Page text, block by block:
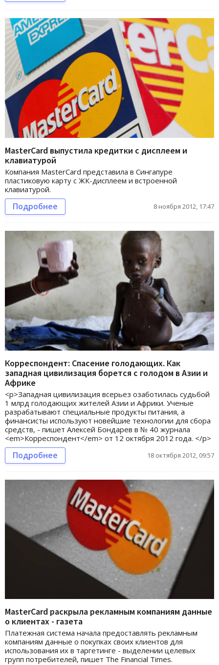
MasterCard выпустила кредитки с дисплеем и
клавиатурой
Компания MasterCard представила в Сингапуре
пластиковую карту с ЖК-дисплеем и встроенной
клавиатурой.
Подробнее 8 ноября 2012, 17:47
Корреспондент: Спасение голодающих. Как
западная цивилизация борется с голодом в Азии и
Африке
<p>Западная цивилизация всерьез озаботилась судьбой
1 млрд голодающих жителей Азии и Африки. Ученые
разрабатывают специальные продукты питания, а
финансисты используют новейшие технологии для сбора
средств, - пишет Алексей Бондарев в № 40 журнала
<em>Корреспондент</em> от 12 октября 2012 года. </p>
Подробнее 18 октября 2012, 09:57
MasterCard раскрыла рекламным компаниям данные
о клиентах - газета
Платежная система начала предоставлять рекламным
компаниям данные о покупках своих клиентов для
использования их в таргетинге - выделении целевых
групп потребителей, пишет The Financial Times.